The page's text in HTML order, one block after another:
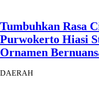
Tumbuhkan Rasa
Purwokerto Hiasi
Ornamen
DAERAH